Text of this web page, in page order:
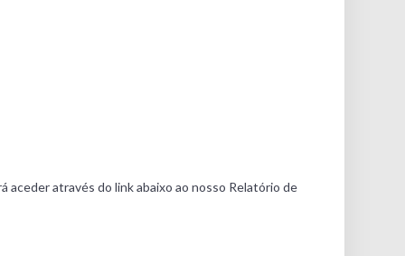
aceder através do link abaixo ao nosso Relatório de